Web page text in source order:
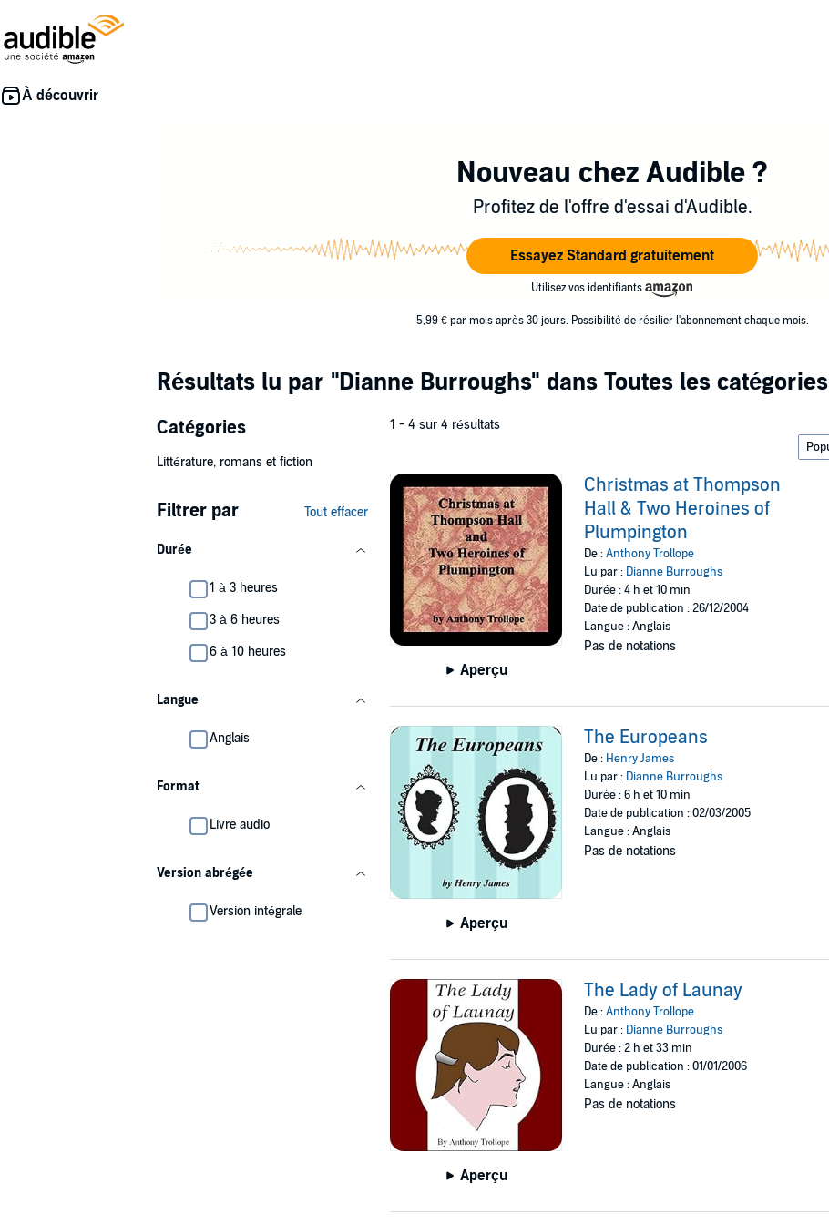
Nouveau chez Audible ?
Profitez de l'offre d'essai d'Audible.
Essayez Standard gratuitement
Utilisez vos identifiants
5,99 € par mois après 30 jours. Possibilité de résilier l'abonnement chaque mois.
Résultats lu par "Dianne Burroughs" dans Toutes les catégories
Catégories
Littérature, romans et fiction
Filtrer par Tout effacer
Durée
1 à 3 heures
3 à 6 heures
6 à 10 heures
Langue
Anglais
Format
Livre audio
Version abrégée
Version intégrale
1 - 4 sur 4 résultats
Aperçu
Christmas at Thompson
Hall & Two Heroines of
Plumpington
De :Anthony Trollope
Lu par : Dianne Burroughs
Durée : 4 h et 10 min
Date de publication : 26/12/2004
Langue : Anglais
Pas de notations
Aperçu
The Europeans
De : Henry James
Lu par : Dianne Burroughs
Durée : 6 h et 10 min
Date de publication : 02/03/2005
Langue : Anglais
Pas de notations
Aperçu
The Lady of Launay
De :Anthony Trollope
Lu par : Dianne Burroughs
Durée : 2 h et 33 min
Date de publication : 01/01/2006
Langue : Anglais
Pas de notations